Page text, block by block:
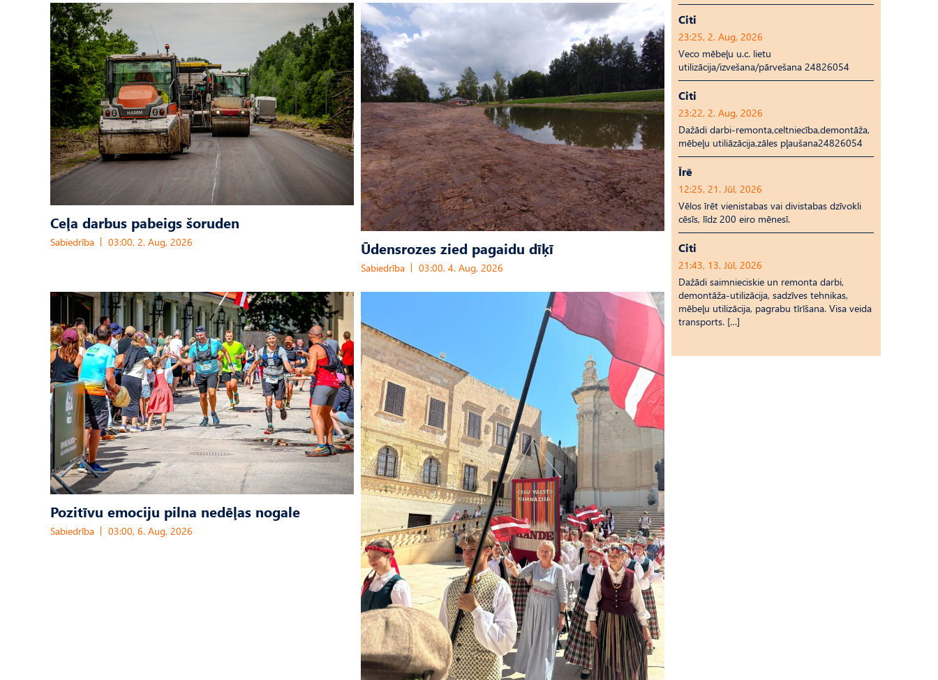
Ceļa darbus pabeigs šoruden
Sabiedrība 03:00, 2. Aug, 2026 Ūdensrozes zied pagaidu dīķī
Sabiedrība 03:00, 4. Aug, 2026
Pozitīvu emociju pilna nedēļas nogale
Sabiedrība 03:00, 6. Aug, 2026
Citi
23:25, 2. Aug, 2026
Veco mēbeļu u.c. lietu
utilizācija/izvešana/pārvešana 24826054
Citi
23:22, 2. Aug, 2026
Dažādi darbi-remonta,celtniecība,demontāža,
mēbeļu utiliāzācija,zāles pļaušana24826054
Īrē
12:25, 21. Jūl, 2026
Vēlos īrēt vienistabas vai divistabas dzīvokli
cēsīs, līdz 200 eiro mēnesī.
Citi
21:43, 13. Jūl, 2026
Dažādi saimnieciskie un remonta darbi,
demontāža-utilizācija, sadzīves tehnikas,
mēbeļu utilizācija, pagrabu tīrīšana. Visa veida
transports. […]